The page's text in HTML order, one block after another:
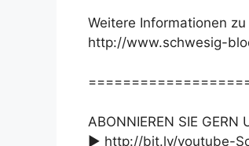
Weitere Informationen
http://www.schwesig-
ABONNIEREN SIE GERN
► http://bit.ly/youtube-